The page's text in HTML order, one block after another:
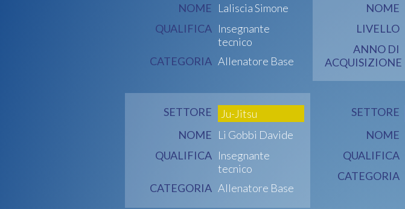
NOME Laliscia Simone
QUALIFICA Insegnante
tecnico
CATEGORIA Allenatore Base
NOME
LIVELLO
ANNO DI
ACQUISIZIONE
SETTORE
Ju-Jitsu
NOME Li Gobbi Davide
QUALIFICA Insegnante
tecnico
CATEGORIA Allenatore Base
SETTORE
NOME
QUALIFICA
CATEGORIA